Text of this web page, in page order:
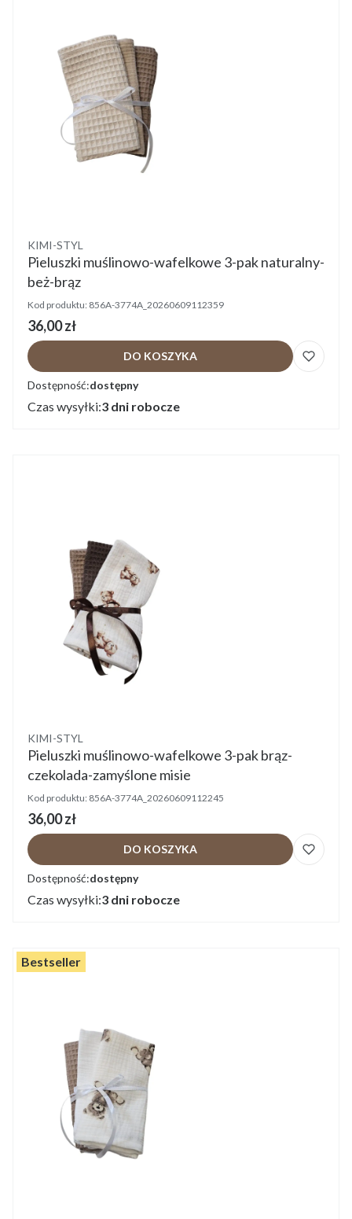
Producent
KIMI-STYL
Pieluszki muślinowo-wafelkowe 3-pak naturalny-
beż-brąz
Kod produktu: 856A-3774A_20260609112359
Cena
36,00 zł
DO KOSZYKA
Dostępność:dostępny
Czas wysyłki:3 dni robocze
Producent
KIMI-STYL
Pieluszki muślinowo-wafelkowe 3-pak brąz-
czekolada-zamyślone misie
Kod produktu: 856A-3774A_20260609112245
Cena
36,00 zł
DO KOSZYKA
Dostępność:dostępny
Czas wysyłki:3 dni robocze
Bestseller